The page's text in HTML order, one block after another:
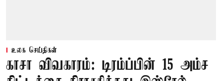
உலக செய்திகள்
காசா விவகாரம்: டிரம்ப்பின் 15 அம்ச